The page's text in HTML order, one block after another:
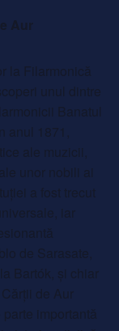
Aur
la Filarmonică
unul dintre
Banatul
1871,
ale muzicii,
unor nobili ai
a fost trecut
iar
de Sarasate,
Bartók, și chiar
de Aur
importantă